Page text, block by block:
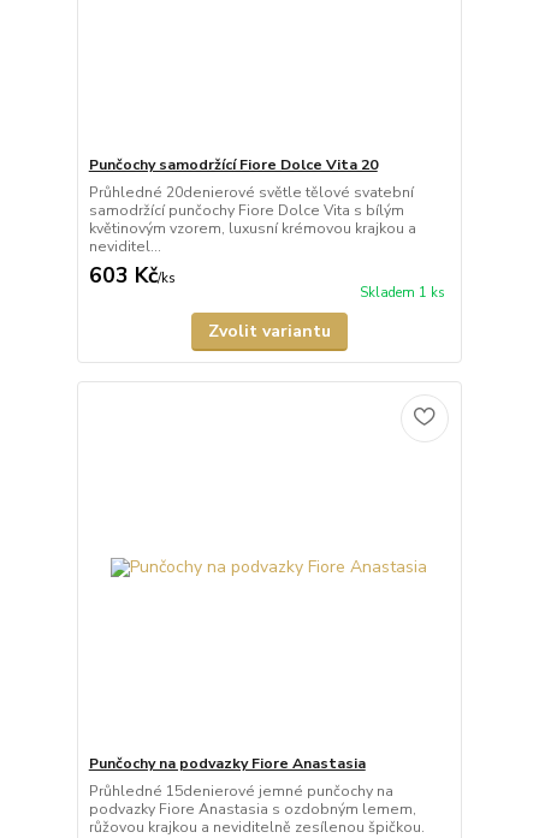
Punčochy samodržící Fiore Dolce Vita 20
Průhledné 20denierové světle tělové svatební
samodržící punčochy Fiore Dolce Vita s bílým
květinovým vzorem, luxusní krémovou krajkou a
neviditel...
603 Kč/ks
Skladem 1 ks
Zvolit variantu
Punčochy na podvazky Fiore Anastasia
Průhledné 15denierové jemné punčochy na
podvazky Fiore Anastasia s ozdobným lemem,
růžovou krajkou a neviditelně zesílenou špičkou.